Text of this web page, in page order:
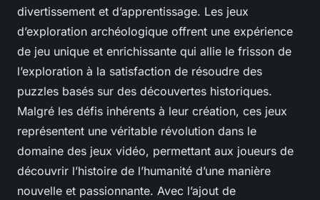
divertissement et d’apprentissage. Les jeux
d’exploration archéologique offrent une expérience
de jeu unique et enrichissante qui allie le frisson de
l’exploration à la satisfaction de résoudre des
puzzles basés sur des découvertes historiques.
Malgré les défis inhérents à leur création, ces jeux
représentent une véritable révolution dans le
domaine des jeux vidéo, permettant aux joueurs de
découvrir l’histoire de l’humanité d’une manière
nouvelle et passionnante. Avec l’ajout de